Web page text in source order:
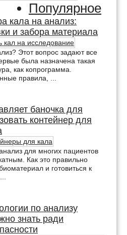
Популярное
кала на анализ:
и забора материала
Этот вопрос задают все
была назначена такая
как копрограмма.
правила, ...
баночка для
контейнер для
для многих пациентов
Как это правильно
и готовиться к
по анализу
знать ради